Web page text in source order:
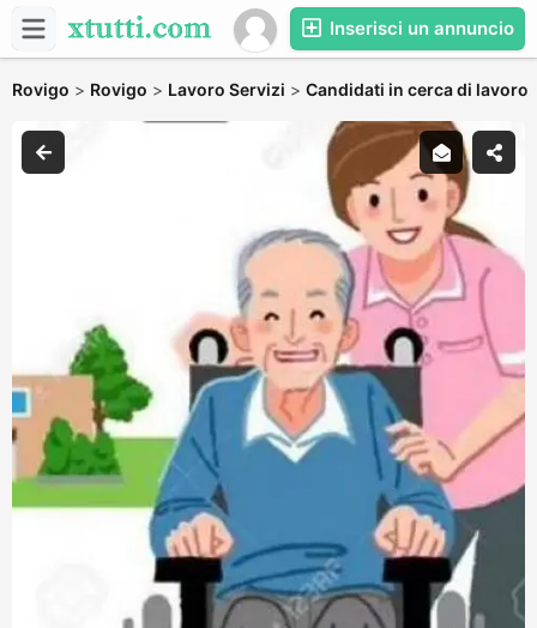
Inserisci un annuncio
Rovigo > Rovigo > Lavoro Servizi > Candidati in cerca di lavoro